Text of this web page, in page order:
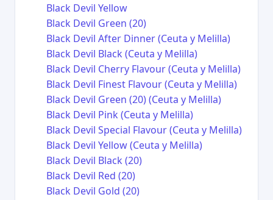
Black Devil Yellow
Black Devil Green (20)
Black Devil After Dinner (Ceuta y Melilla)
Black Devil Black (Ceuta y Melilla)
Black Devil Cherry Flavour (Ceuta y Melilla)
Black Devil Finest Flavour (Ceuta y Melilla)
Black Devil Green (20) (Ceuta y Melilla)
Black Devil Pink (Ceuta y Melilla)
Black Devil Special Flavour (Ceuta y Melilla)
Black Devil Yellow (Ceuta y Melilla)
Black Devil Black (20)
Black Devil Red (20)
Black Devil Gold (20)